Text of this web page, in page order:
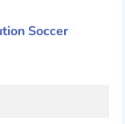
Soccer